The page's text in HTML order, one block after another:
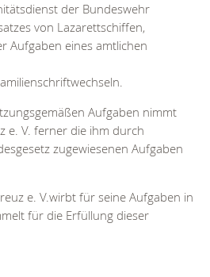
der Bundeswehr
von Lazarettschiffen,
Aufgaben eines amtlichen
Aufgaben nimmt
e. V. ferner die ihm durch
zugewiesenen Aufgaben
e. V.wirbt für seine Aufgaben in
für die Erfüllung dieser